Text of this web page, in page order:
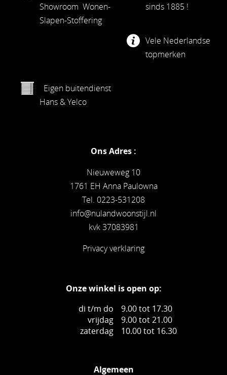
Showroom Wonen-
Slapen-Stoffering
sinds 1885 !
Vele Nederlandse
topmerken
Eigen buitendienst
Hans & Yelco
Ons Adres :
Nieuweweg 10
1761 EH Anna Paulowna
Tel. 0223-531208
info@nulandwoonstijl.nl
kvk 37083981
Privacy verklaring
Onze winkel is open op:
di t/m do
9.00 tot 17.30
vrijdag
9.00 tot 21.00
zaterdag
10.00 tot 16.30
Algemeen